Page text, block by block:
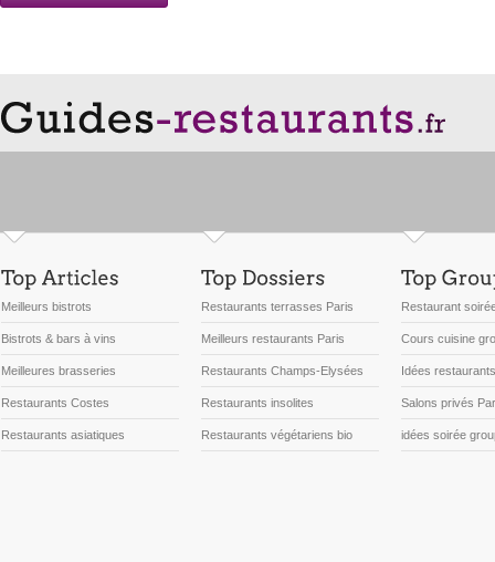
Restaurants Paris Dossiers Editos Groupes Critiques
Meilleurs bistrots
Bistrots & bars à vins
Meilleures brasseries
Restaurants Costes
Restaurants asiatiques
Restaurants terrasses Paris
Meilleurs restaurants Paris
Restaurants Champs-Elysées
Restaurants insolites
Restaurants végétariens bio
Restaurant
Cours cuisine
Idées
Salons privés
idées soirée